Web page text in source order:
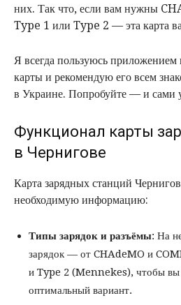
них. Так что, если вам нужны
Type 1 или Type 2 — эта карта
Я всегда пользуюсь
карты и рекомендую его всем
в Украине. Попробуйте — и сами
Функционал карты
в Чернигове
Карта зарядных станций
необходимую информацию:
Типы зарядок и разъёмы: На
зарядок — от CHAdeMO и
и Type 2 (Mennekes), чтобы вы
оптимальный вариант.